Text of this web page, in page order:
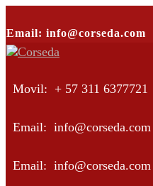
al
contenido
Email: info@corseda.com
Movil: + 57 311 6377721
Email: info@corseda.com
Email: info@corseda.com